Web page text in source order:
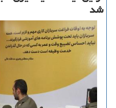
شد